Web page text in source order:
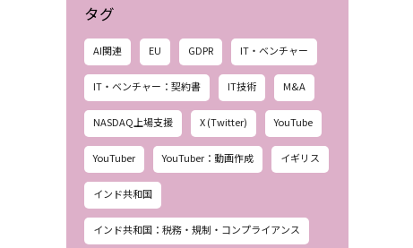
タグ
AI関連 EU GDPR IT・ベンチャー
IT・ベンチャー：契約書 IT技術 M&A
NASDAQ上場支援 X (Twitter) YouTube
YouTuber YouTuber：動画作成 イギリス
インド共和国
インド共和国：税務・規制・コンプライアンス